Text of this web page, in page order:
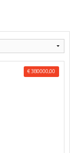
€ 380000,00